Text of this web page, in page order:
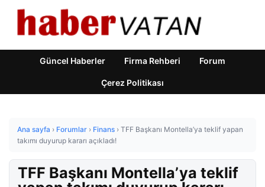
Güncel Haberler Firma Rehberi Forum
Çerez Politikası
Ana sayfa › Forumlar › Finans › TFF Başkanı Montella’ya teklif yapan
takımı duyurup kararı açıkladı!
TFF Başkanı Montella’ya teklif